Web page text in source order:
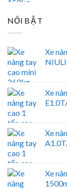
NỔI BẬT
Xe
NIULI
Xe
Xe
Xe